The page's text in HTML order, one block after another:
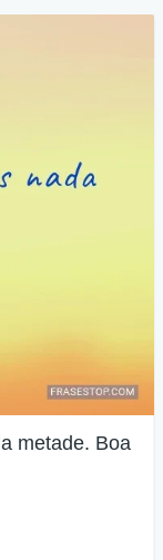
metade. Boa